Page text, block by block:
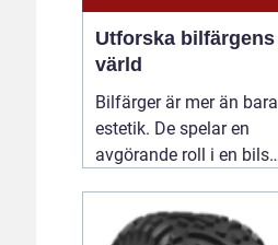
Utforska bilfärgens
värld
Bilfärger är mer än bara
estetik. De spelar en
avgörande roll i en bils
man ser en blank röd
sportbil susa förbi,